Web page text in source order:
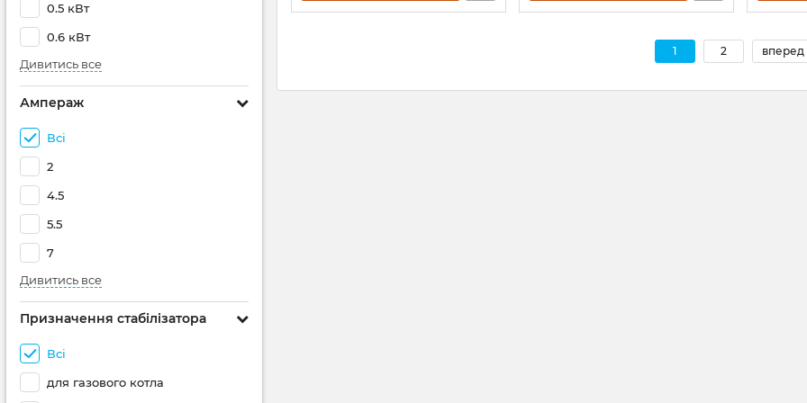
0.5 кВт
0.6 кВт
Дивитись все
Ампераж
Всі
2
4.5
5.5
7
Дивитись все
Призначення стабілізатора
Всі
для газового котла
1 2 вперед